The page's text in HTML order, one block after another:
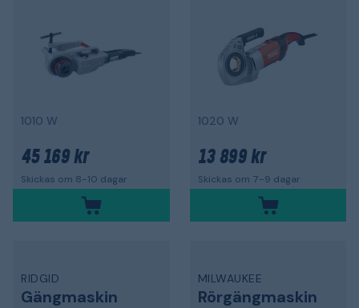
1010 W
45 169 kr
Skickas om 8-10 dagar
1020 W
13 899 kr
Skickas om 7-9 dagar
RIDGID
Gängmaskin
MILWAUKEE
Rörgängmaskin